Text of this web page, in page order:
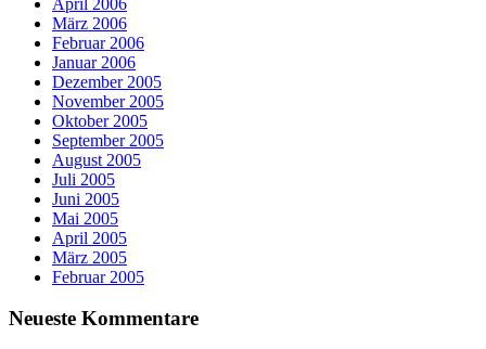
März 2006
Februar 2006
Januar 2006
Dezember 2005
November 2005
Oktober 2005
September 2005
August 2005
Juli 2005
Juni 2005
Mai 2005
April 2005
März 2005
Februar 2005
Neueste Kommentare